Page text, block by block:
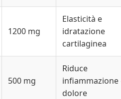
1200 mg
Elasticità e
idratazione
cartilaginea
500 mg
Riduce
infiammazione
dolore